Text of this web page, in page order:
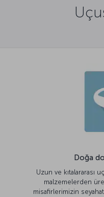
Doğa
Uzun ve kıtalararası
malzemelerden
misafirlerimizin